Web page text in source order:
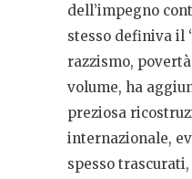
dell’impegno
stesso definiva il
razzismo,
volume, ha
preziosa
internazionale,
spesso